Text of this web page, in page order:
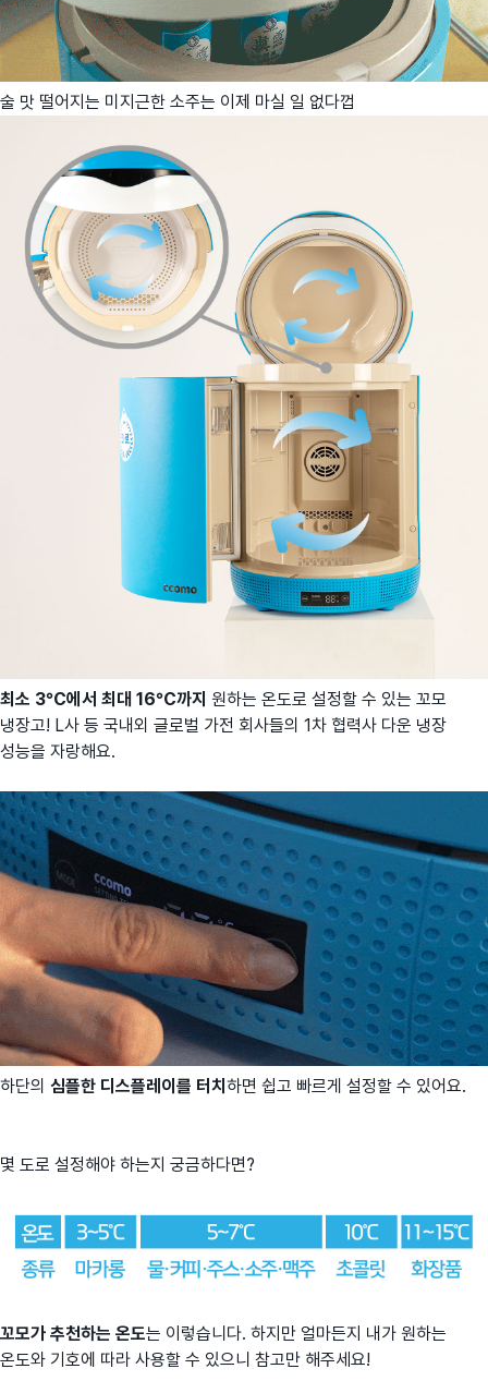
술 맛 떨어지는 미지근한 소주는 이제 마실 일 없다껍
최소 3°C에서 최대 16°C까지 원하는 온도로 설정할 수 있는 꼬모
냉장고! L사 등 국내외 글로벌 가전 회사들의 1차 협력사 다운 냉장
성능을 자랑해요.
하단의 심플한 디스플레이 를 터치 하면 쉽고 빠르게 설정할 수 있어요.
몇 도로 설정해야 하는지 궁금하다면?
꼬모가 추천하는 온도는 이렇습니다. 하지만 얼마든지 내가 원하는
온도와 기호에 따라 사용할 수 있으니 참고만 해주세요!